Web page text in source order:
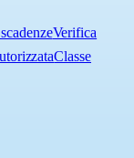
Verifica
Classe